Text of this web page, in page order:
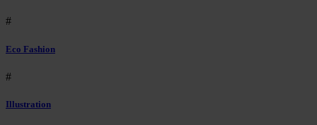
#
Eco Fashion
#
Illustration